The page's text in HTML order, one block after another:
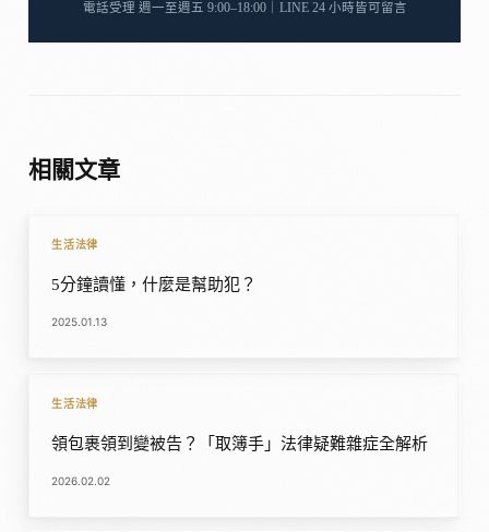
電話受理 週一至週五 9:00–18:00｜LINE 24 小時皆可留言
相關文章
生活法律
5分鐘讀懂，什麼是幫助犯？
2025.01.13
生活法律
領包裹領到變被告？「取簿手」法律疑難雜症全解析
2026.02.02